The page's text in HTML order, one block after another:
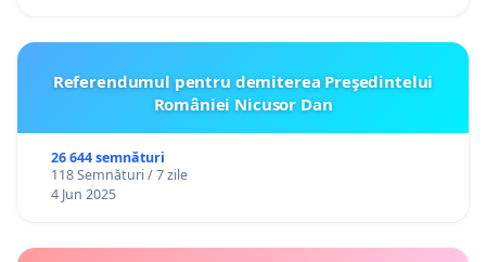
Referendumul pentru demiterea Preşedintelui
României Nicusor Dan
26 644 semnături
118 Semnături / 7 zile
4 Jun 2025